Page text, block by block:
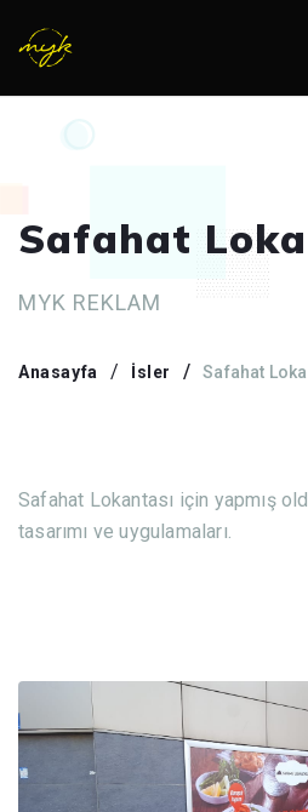
Safahat
MYK REKLAM
Anasayfa İsler Safahat
Safahat Lokantası için yapmış
tasarımı ve uygulamaları.